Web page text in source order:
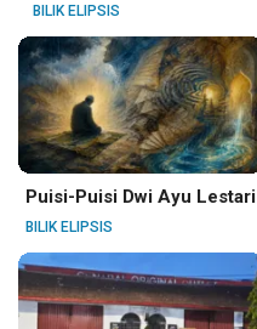
BILIK ELIPSIS
Puisi-Puisi Dwi Ayu Lestari
BILIK ELIPSIS